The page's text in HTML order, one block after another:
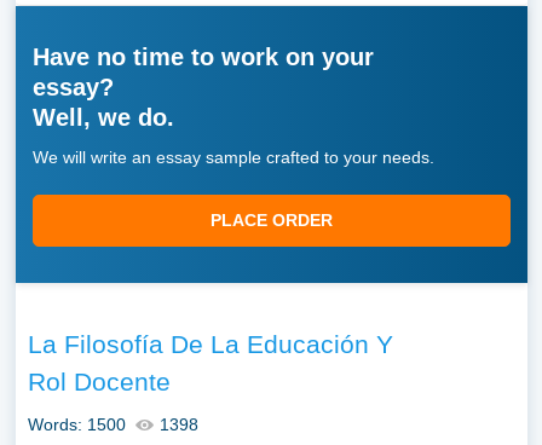
Have no time to work on your
essay?
Well, we do.
We will write an essay sample crafted to your needs.
PLACE ORDER
La Filosofía De La Educación Y
Rol Docente
Words: 1500 1398